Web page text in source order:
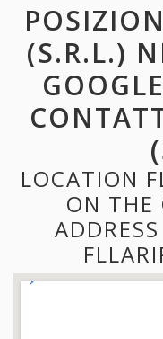
(S.R.L.)
LOCATION
ON THE